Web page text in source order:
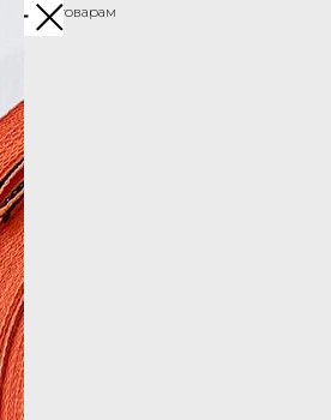
Назад к товарам